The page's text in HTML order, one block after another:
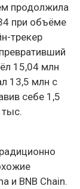
продолжила
при объёме
трекер
15,04 млн
13,5 млн с
себе 1,5
и BNB Chain.